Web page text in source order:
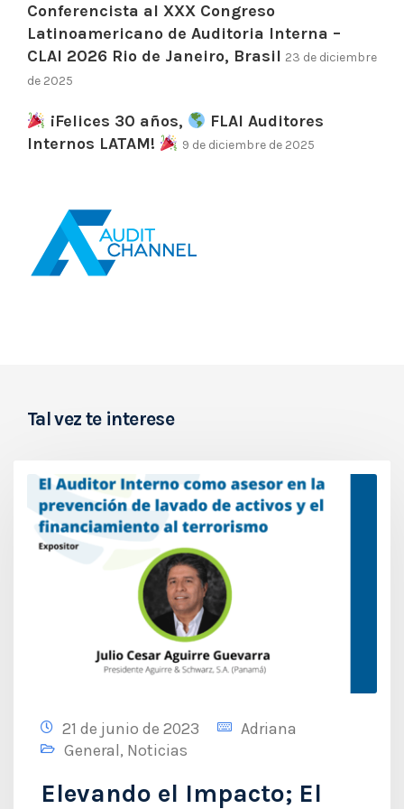
Conferencista al XXX Congreso
Latinoamericano de Auditoria Interna –
CLAI 2026 Rio de Janeiro, Brasil 23 de diciembre
de 2025
¡Felices 30 años,
FLAI Auditores
Internos LATAM!
9 de diciembre de 2025
Tal vez te interese
21 de junio de 2023
Adriana
General, Noticias
Elevando el Impacto; El